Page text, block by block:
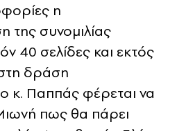
η
συνομιλίας
40 σελίδες και εκτός
δράση
κ. Παππάς φέρεται να
πως θα πάρει